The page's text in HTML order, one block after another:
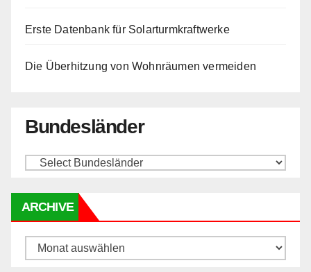
Erste Datenbank für Solarturmkraftwerke
Die Überhitzung von Wohnräumen vermeiden
Bundesländer
ARCHIVE
Archive